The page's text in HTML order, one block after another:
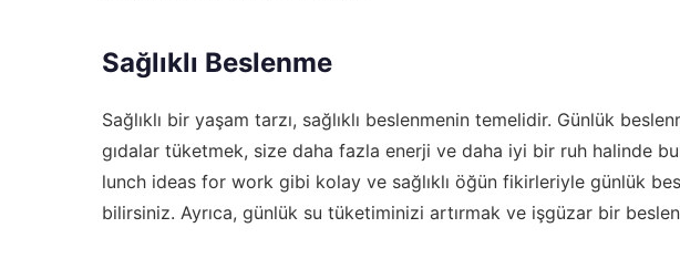
Sağlıklı Beslenme
Sağlıklı bir yaşam tarzı, sağlıklı beslenmenin temelidir. Günlük
gıdalar tüketmek, size daha fazla enerji ve daha iyi bir ruh halinde
lunch ideas for work gibi kolay ve sağlıklı öğün fikirleriyle günlük
bilirsiniz. Ayrıca, günlük su tüketiminizi artırmak ve işgüzar bir